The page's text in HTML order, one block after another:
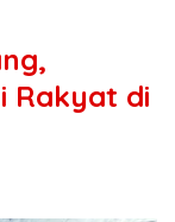
Rakyat di